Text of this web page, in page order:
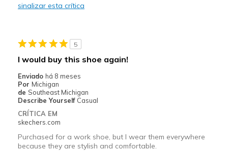
Casual Wear
Width
Sizing
View On Shoes
Shoes are for Wearing
sinalizar esta crítica
5
I would buy this shoe again!
Enviado há 8 meses
Por Michigan
de Southeast Michigan
Describe Yourself Casual
CRÍTICA EM
skechers.com
Purchased for a work shoe, but I wear them everywhere
because they are stylish and comfortable.